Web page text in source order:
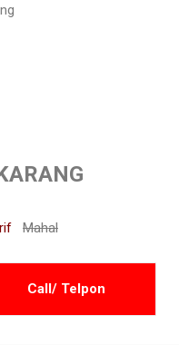
Mahal
Call/ Telpon